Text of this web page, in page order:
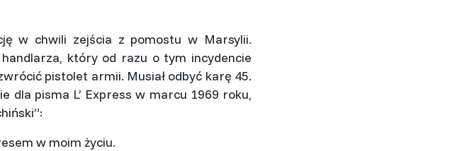
w chwili zejścia z pomostu w Marsylii.
który od razu o tym incydencie
pistolet armii. Musiał odbyć karę 45.
dla pisma L’ Express w marcu 1969 roku,
w moim życiu.